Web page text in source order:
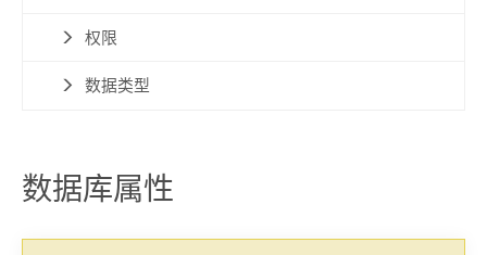
权限
数据类型
数据库属性